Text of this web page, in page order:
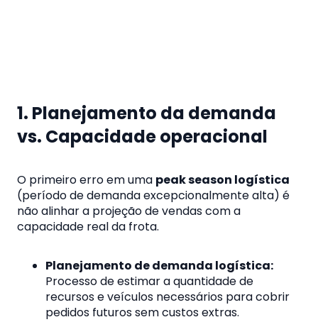
1. Planejamento da demanda
vs. Capacidade operacional
O primeiro erro em uma peak season logística
(período de demanda excepcionalmente alta) é
não alinhar a projeção de vendas com a
capacidade real da frota.
Planejamento de demanda logística:
Processo de estimar a quantidade de
recursos e veículos necessários para cobrir
pedidos futuros sem custos extras.